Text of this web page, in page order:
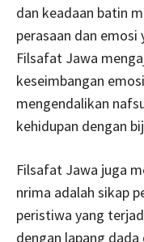
dan keadaan batin
perasaan dan emosi
Filsafat Jawa
keseimbangan
mengendalikan
kehidupan dengan
Filsafat Jawa juga
nrima adalah sikap
peristiwa yang
dengan lapang